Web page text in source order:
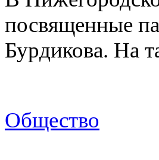
посвященные
Бурдикова. На
Общество